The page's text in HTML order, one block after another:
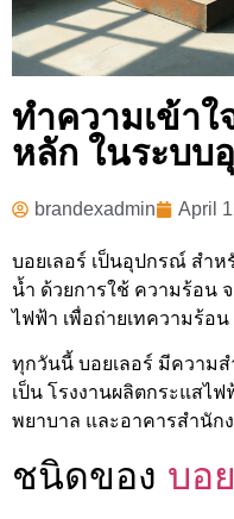
ทำความเข้า
หลัก ในระบบ
brandexadmin April
บอยเลอร์ เป็นอุปกรณ์ สำ
น้ำ ด้วยการใช้ ความร้อน
ไฟฟ้า เพื่อถ่ายเทความร้อ
ทุกวันนี้ บอยเลอร์ มีความ
เป็น โรงงานผลิตกระแสไ
พยาบาล และอาคารสำนัก
ชนิดของ บอ